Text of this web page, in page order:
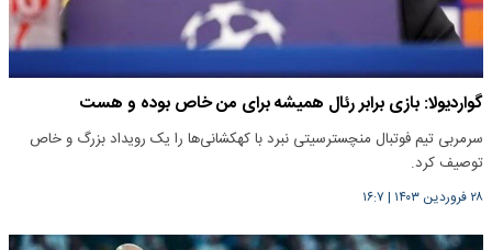
گواردیولا: بازی برابر رئال همیشه برای من خاص بوده و هست
سرمربی تیم فوتبال منچسترسیتی نبرد با کهکشانی‌ها را یک رویداد بزرگ و خاص
توصیف کرد.
۲۸ فروردین ۱۴۰۳ | ۱۶:۷